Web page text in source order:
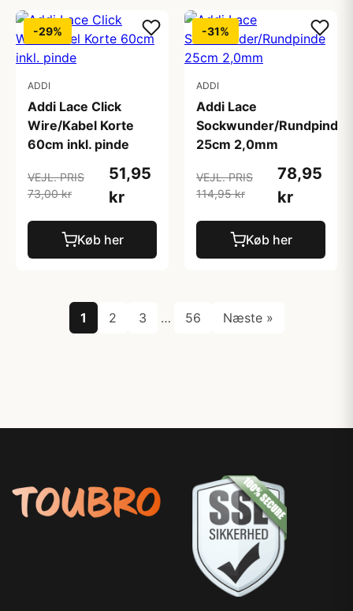
-29%
ADDI
Addi Lace Click
Wire/Kabel Korte
60cm inkl. pinde
VEJL. PRIS
73,00 kr
51,95
kr
Køb her
-31%
ADDI
Addi Lace
Sockwunder/Rundpinde
25cm 2,0mm
VEJL. PRIS
114,95 kr
78,95
kr
Køb her
1 2 3 … 56 Næste »